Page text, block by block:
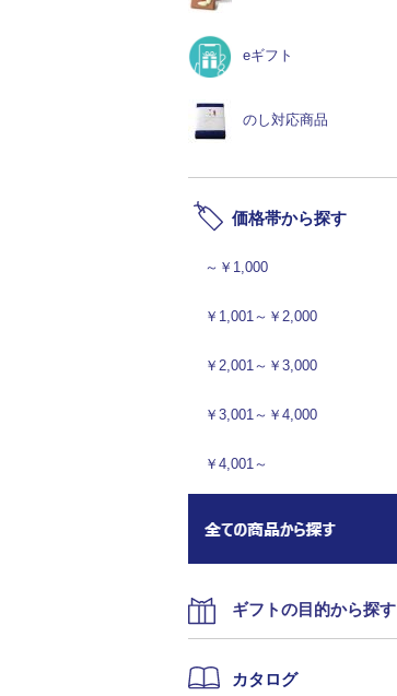
eギフト
のし対応商品
価格帯から探す
～￥1,000
￥1,001～￥2,000
￥2,001～￥3,000
￥3,001～￥4,000
￥4,001～
ギフトの目的から探す
カタログ